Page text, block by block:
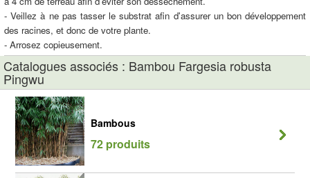
- Veillez à ne pas tasser le substrat afin d'assurer un bon développement
des racines, et donc de votre plante.
- Arrosez copieusement.
Catalogues associés : Bambou Fargesia robusta
Pingwu
Bambous
72 produits